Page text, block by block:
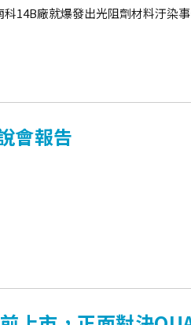
14B廠就爆發出光阻劑材料汙染
會報告